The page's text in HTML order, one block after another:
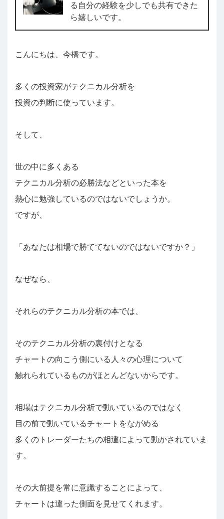
る自分の経験を少しでも共有できた
ら嬉しいです。
こんにちは、今橋です。
多くの投資家がテクニカル分析を
投資の判断に使っています。
そして、
世の中に多くある
テクニカル分析の必勝法などといった本を
熱心に勉強しているのではないでしょうか。
ですが、
「あなたは相場で勝ててないのではないですか？」
なぜなら、
それらのテクニカル分析の本では、
そのテクニカル分析の裏付けとなる
チャートの向こう側にいる人々の心理について
触れられているものがほとんどないからです。
相場はテクニカル分析で動いているのではなく
目の前で動いているチャートをながめる
多くのトレーダーたちの相違によって動かされていま
す。
その大前提を常に意識することによって、
チャートは違った側面を見せてくれます。